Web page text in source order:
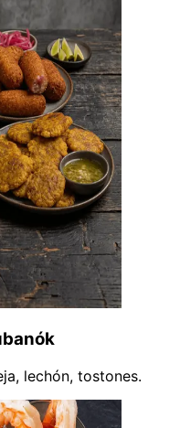
lechón, tostones.